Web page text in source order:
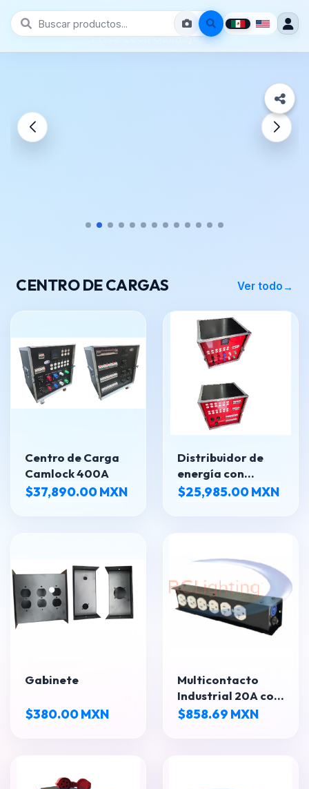
Prive León Guanajuato
CENTRO DE CARGAS Ver todo
Centro de Carga
Camlock 400A
$37,890.00 MXN
Distribuidor de
energía con
Camlock 400A.
$25,985.00 MXN
Gabinete
$380.00 MXN
Multicontacto
Industrial 20A con
PowerCON – 3
$858.69 MXN